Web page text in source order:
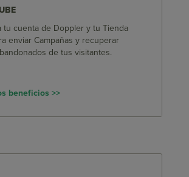
tu cuenta de Doppler y tu Tienda
enviar Campañas y recuperar
de tus visitantes.
beneficios >>